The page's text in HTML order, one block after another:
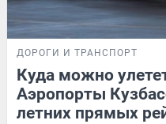
ДОРОГИ И ТРАНСПОРТ
Куда можно
Аэропорты
летних прямых